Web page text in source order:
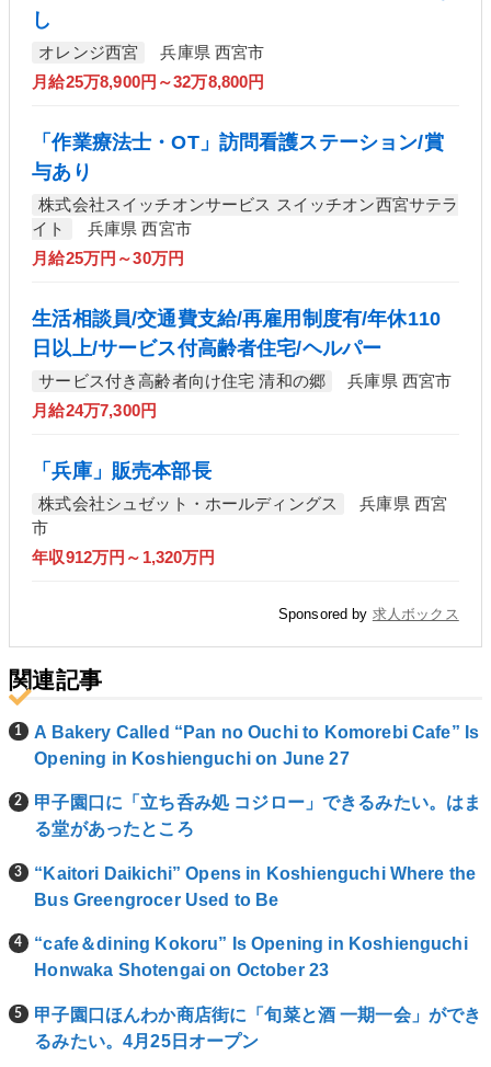
し
オレンジ西宮
兵庫県 西宮市
月給25万8,900円～32万8,800円
「作業療法士・OT」訪問看護ステーション/賞
与あり
株式会社スイッチオンサービス スイッチオン西宮サテラ
イト
兵庫県 西宮市
月給25万円～30万円
生活相談員/交通費支給/再雇用制度有/年休110
日以上/サービス付高齢者住宅/ヘルパー
サービス付き高齢者向け住宅 清和の郷
兵庫県 西宮市
月給24万7,300円
「兵庫」販売本部長
株式会社シュゼット・ホールディングス
兵庫県 西宮
市
年収912万円～1,320万円
Sponsored by 求人ボックス
関連記事
A Bakery Called “Pan no Ouchi to Komorebi Cafe” Is
Opening in Koshienguchi on June 27
甲子園口に「立ち呑み処 コジロー」できるみたい。はま
る堂があったところ
“Kaitori Daikichi” Opens in Koshienguchi Where the
Bus Greengrocer Used to Be
“cafe＆dining Kokoru” Is Opening in Koshienguchi
Honwaka Shotengai on October 23
甲子園口ほんわか商店街に「旬菜と酒 一期一会」ができ
るみたい。4月25日オープン